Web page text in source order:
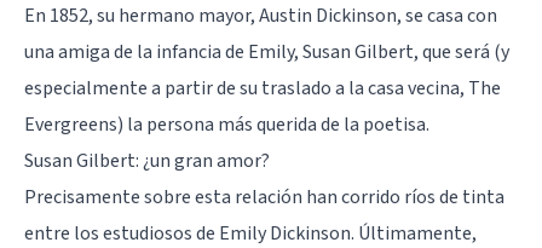
En 1852, su hermano mayor, Austin Dickinson, se casa con
una amiga de la infancia de Emily, Susan Gilbert, que será (y
especialmente a partir de su traslado a la casa vecina, The
Evergreens) la persona más querida de la poetisa.
Susan Gilbert: ¿un gran amor?
Precisamente sobre esta relación han corrido ríos de tinta
entre los estudiosos de Emily Dickinson. Últimamente,